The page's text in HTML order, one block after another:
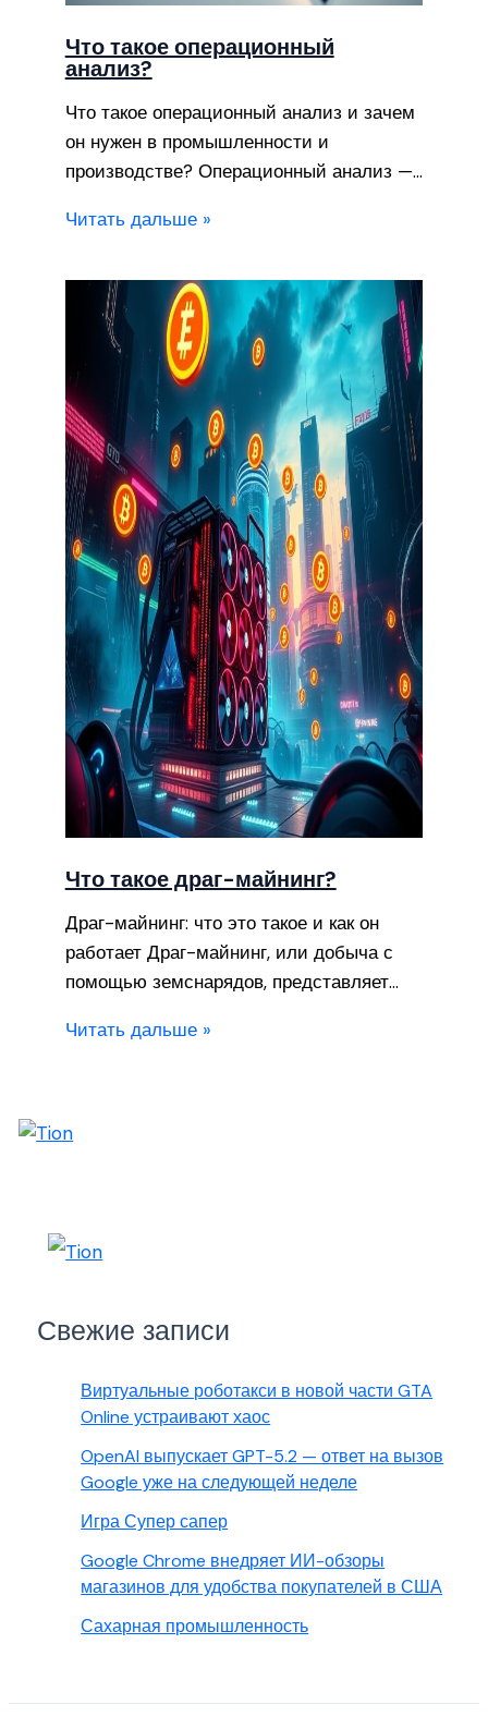
Что такое операционный
анализ?
Что такое операционный анализ и зачем
он нужен в промышленности и
производстве? Операционный анализ —…
Читать дальше »
Что такое драг-майнинг?
Драг-майнинг: что это такое и как он
работает Драг-майнинг, или добыча с
помощью земснарядов, представляет…
Читать дальше »
Свежие записи
Виртуальные роботакси в новой части GTA
Online устраивают хаос
OpenAI выпускает GPT-5.2 — ответ на вызов
Google уже на следующей неделе
Игра Супер сапер
Google Chrome внедряет ИИ-обзоры
магазинов для удобства покупателей в США
Сахарная промышленность